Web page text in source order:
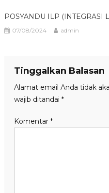
POSYANDU ILP (INTEGRASI
07/08/2024 admin
Tinggalkan Balasan
Alamat email Anda tidak
wajib ditandai *
Komentar *